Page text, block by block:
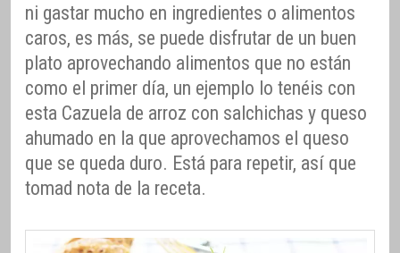
ni gastar mucho en ingredientes o alimentos
caros, es más, se puede disfrutar de un buen
plato aprovechando alimentos que no están
como el primer día, un ejemplo lo tenéis con
esta Cazuela de arroz con salchichas y queso
ahumado en la que aprovechamos el queso
que se queda duro. Está para repetir, así que
tomad nota de la receta.